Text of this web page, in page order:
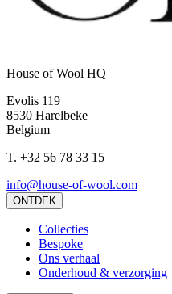
House of Wool HQ
Evolis 119
8530 Harelbeke
Belgium
T. +32 56 78 33 15
info@house-of-wool.com
ONTDEK
Collecties
Bespoke
Ons verhaal
Onderhoud & verzorging